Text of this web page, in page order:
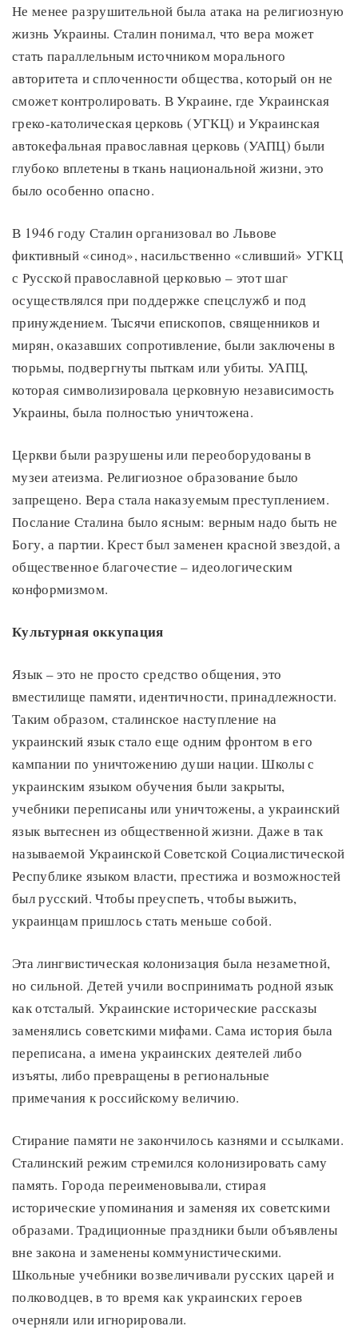
Не менее разрушительной была атака на религиозную
жизнь Украины. Сталин понимал, что вера может
стать параллельным источником морального
авторитета и сплоченности общества, который он не
сможет контролировать. В Украине, где Украинская
греко-католическая церковь (УГКЦ) и Украинская
автокефальная православная церковь (УАПЦ) были
глубоко вплетены в ткань национальной жизни, это
было особенно опасно.
В 1946 году Сталин организовал во Львове
фиктивный «синод», насильственно «сливший» УГКЦ
с Русской православной церковью – этот шаг
осуществлялся при поддержке спецслужб и под
принуждением. Тысячи епископов, священников и
мирян, оказавших сопротивление, были заключены в
тюрьмы, подвергнуты пыткам или убиты. УАПЦ,
которая символизировала церковную независимость
Украины, была полностью уничтожена.
Церкви были разрушены или переоборудованы в
музеи атеизма. Религиозное образование было
запрещено. Вера стала наказуемым преступлением.
Послание Сталина было ясным: верным надо быть не
Богу, а партии. Крест был заменен красной звездой, а
общественное благочестие – идеологическим
конформизмом.
Культурная оккупация
Язык – это не просто средство общения, это
вместилище памяти, идентичности, принадлежности.
Таким образом, сталинское наступление на
украинский язык стало еще одним фронтом в его
кампании по уничтожению души нации. Школы с
украинским языком обучения были закрыты,
учебники переписаны или уничтожены, а украинский
язык вытеснен из общественной жизни. Даже в так
называемой Украинской Советской Социалистической
Республике языком власти, престижа и возможностей
был русский. Чтобы преуспеть, чтобы выжить,
украинцам пришлось стать меньше собой.
Эта лингвистическая колонизация была незаметной,
но сильной. Детей учили воспринимать родной язык
как отсталый. Украинские исторические рассказы
заменялись советскими мифами. Сама история была
переписана, а имена украинских деятелей либо
изъяты, либо превращены в региональные
примечания к российскому величию.
Стирание памяти не закончилось казнями и ссылками.
Сталинский режим стремился колонизировать саму
память. Города переименовывали, стирая
исторические упоминания и заменяя их советскими
образами. Традиционные праздники были объявлены
вне закона и заменены коммунистическими.
Школьные учебники возвеличивали русских царей и
полководцев, в то время как украинских героев
очерняли или игнорировали.